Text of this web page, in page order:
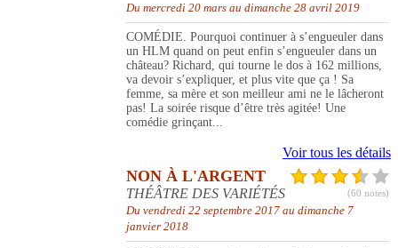
Du mercredi 20 mars au dimanche 28 avril 2019
COMÉDIE. Pourquoi continuer à s’engueuler dans
un HLM quand on peut enfin s’engueuler dans un
château? Richard, qui tourne le dos à 162 millions,
va devoir s’expliquer, et plus vite que ça ! Sa
femme, sa mère et son meilleur ami ne le lâcheront
pas! La soirée risque d’être très agitée! Une
comédie grinçant...
Voir tous les détails
(60 notes)
NON À L'ARGENT
THÉÂTRE DES VARIÉTÉS
Du vendredi 22 septembre 2017 au dimanche 7
janvier 2018